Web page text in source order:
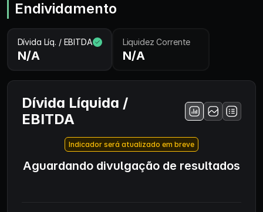
Endividamento
Dívida Líq. / EBITDA
N/A
Liquidez Corrente
N/A
Dívida Líquida /
EBITDA
Indicador será atualizado em breve
Aguardando divulgação de resultados